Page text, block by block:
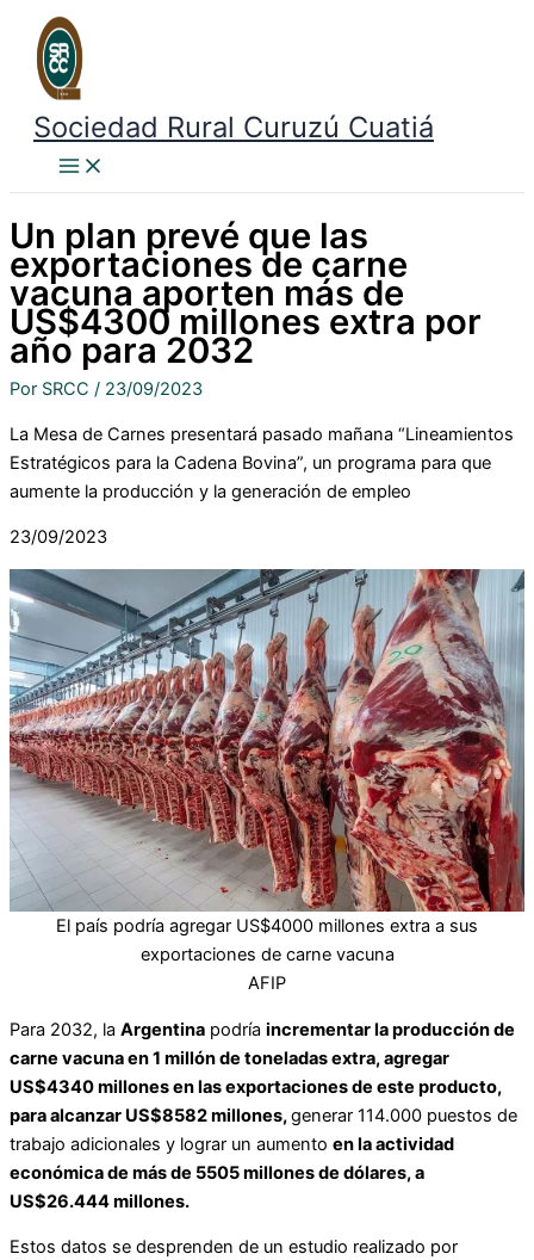
contenido
Sociedad Rural Curuzú Cuatiá
Un plan prevé que las
exportaciones de carne
vacuna aporten más de
US$4300 millones extra por
año para 2032
Por SRCC / 23/09/2023
La Mesa de Carnes presentará pasado mañana “Lineamientos
Estratégicos para la Cadena Bovina”, un programa para que
aumente la producción y la generación de empleo
23/09/2023
El país podría agregar US$4000 millones extra a sus
exportaciones de carne vacuna
AFIP
Para 2032, la Argentina podría incrementar la producción de
carne vacuna en 1 millón de toneladas extra, agregar
US$4340 millones en las exportaciones de este producto,
para alcanzar US$8582 millones,generar 114.000 puestos de
trabajo adicionales y lograr un aumento en la actividad
económica de más de 5505 millones de dólares, a
US$26.444 millones.
Estos datos se desprenden de un estudio realizado por
Buscar